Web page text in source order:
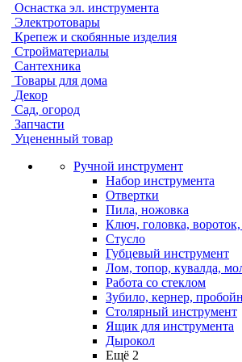
Оснастка эл. инструмента
Электротовары
Крепеж и скобянные изделия
Стройматериалы
Сантехника
Товары для дома
Декор
Сад, огород
Запчасти
Уцененный товар
Ручной инструмент
Набор инструмента
Отвертки
Пила, ножовка
Ключ, головка,
Стусло
Губцевый инструмент
Лом, топор, кувалда,
Работа со стеклом
Зубило, кернер,
Столярный инструмент
Ящик для инструмента
Дырокол
Ещё 2